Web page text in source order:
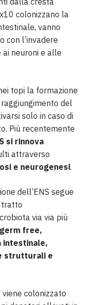
colonizzano la
vanno
con l’invadere
ai neuroni e alle
topi la formazione
del
solo in caso di
Più recentemente
si rinnova
attraverso
e neurogenesi.
dell’ENS segue
tratto
via via più
free,
intestinale,
strutturali e
viene colonizzato